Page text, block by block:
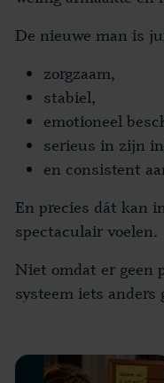
De nieuwe man is
zorgzaam,
stabiel,
emotioneel
serieus in zijn
en consistent
En precies dát kan
spectaculair voelen.
Niet omdat er geen
systeem iets anders